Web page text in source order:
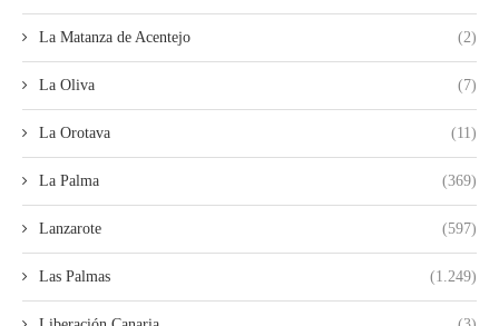
La Matanza de Acentejo (2)
La Oliva (7)
La Orotava (11)
La Palma (369)
Lanzarote (597)
Las Palmas (1.249)